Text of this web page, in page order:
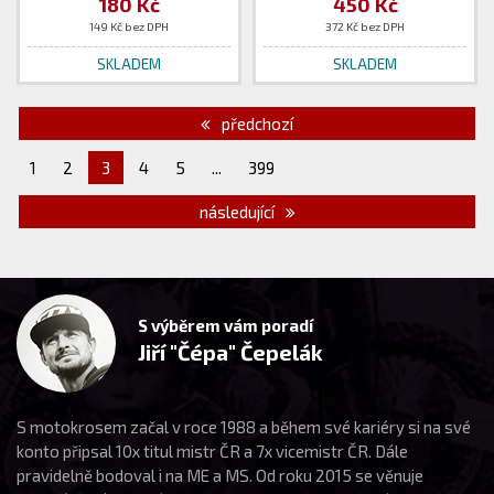
149 Kč bez DPH
SKLADEM
372 Kč bez DPH
SKLADEM
předchozí
1 2 3 4 5 ... 399
následující
S výběrem vám poradí
Jiří "Čépa" Čepelák
S motokrosem začal v roce 1988 a během své kariéry si na své
konto připsal 10x titul mistr ČR a 7x vicemistr ČR. Dále
pravidelně bodoval i na ME a MS. Od roku 2015 se věnuje